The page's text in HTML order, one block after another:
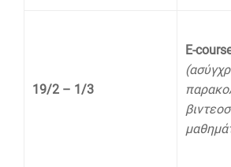
19/2 – 1/3
E-